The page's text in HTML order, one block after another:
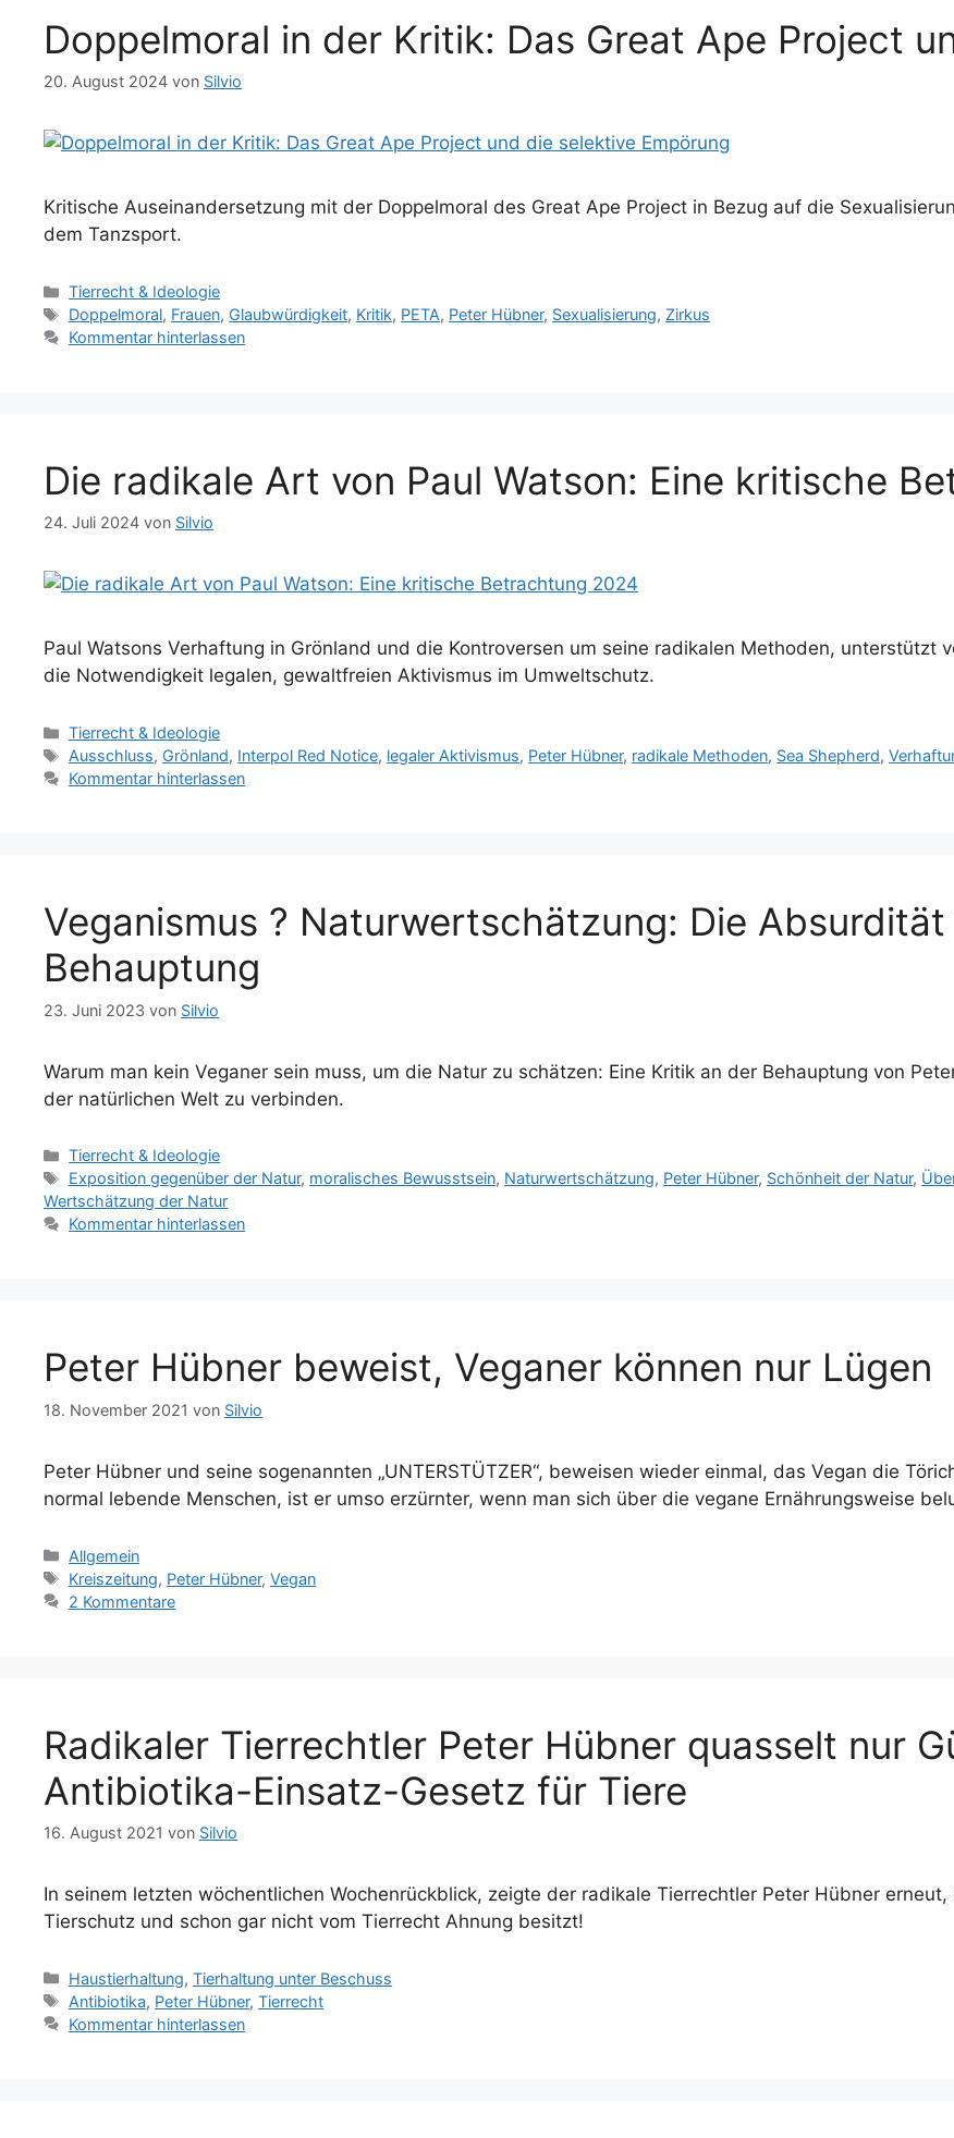
Doppelmoral in der Kritik: Das Great Ape Project
20. August 2024 von Silvio
Kritische Auseinandersetzung mit der Doppelmoral des Great Ape Project in Bezug auf die
dem Tanzsport.
Kategorien
Tierrecht & Ideologie
Schlagwörter
Doppelmoral, Frauen, Glaubwürdigkeit, Kritik, PETA, Peter Hübner, Sexualisierung, Zirkus
Kommentar hinterlassen
Die radikale Art von Paul Watson: Eine kritische
24. Juli 2024 von Silvio
Paul Watsons Verhaftung in Grönland und die Kontroversen um seine radikalen Methoden, unterstützt
die Notwendigkeit legalen, gewaltfreien Aktivismus im Umweltschutz.
Kategorien
Tierrecht & Ideologie
Schlagwörter
Ausschluss, Grönland, Interpol Red Notice, legaler Aktivismus, Peter Hübner, radikale Methoden, Sea Shepherd,
Kommentar hinterlassen
Veganismus ? Naturwertschätzung: Die
Behauptung
23. Juni 2023 von Silvio
Warum man kein Veganer sein muss, um die Natur zu schätzen: Eine Kritik an der Behauptung von
der natürlichen Welt zu verbinden.
Kategorien
Tierrecht & Ideologie
Schlagwörter
Exposition gegenüber der Natur, moralisches Bewusstsein, Naturwertschätzung, Peter Hübner, Schönheit der Natur,
Wertschätzung der Natur
Kommentar hinterlassen
Peter Hübner beweist, Veganer können nur Lügen
18. November 2021 von Silvio
Peter Hübner und seine sogenannten „UNTERSTÜTZER“, beweisen wieder einmal, das Vegan die
normal lebende Menschen, ist er umso erzürnter, wenn man sich über die vegane Ernährungsweise
Kategorien
Allgemein
Schlagwörter
Kreiszeitung, Peter Hübner,Vegan
2 Kommentare
Radikaler Tierrechtler Peter Hübner quasselt nur
Antibiotika-Einsatz-Gesetz für Tiere
16. August 2021 von Silvio
In seinem letzten wöchentlichen Wochenrückblick, zeigte der radikale Tierrechtler Peter Hübner
Tierschutz und schon gar nicht vom Tierrecht Ahnung besitzt!
Kategorien
Haustierhaltung,Tierhaltung unter Beschuss
Schlagwörter
Antibiotika, Peter Hübner,Tierrecht
Kommentar hinterlassen